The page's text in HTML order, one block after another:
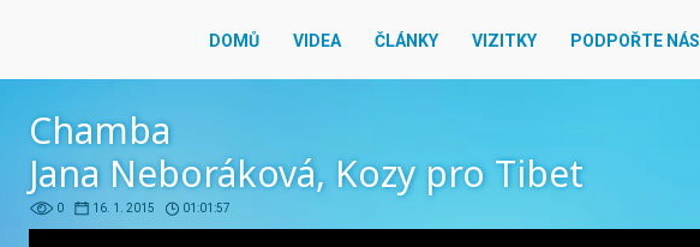
DOMŮ VIDEA ČLÁNKY VIZITKY PODPOŘTE NÁS
Chamba
Jana Neboráková, Kozy pro Tibet
0 16. 1. 2015 01:01:57